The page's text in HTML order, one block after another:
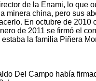
de la Enami, lo que
minera china, pero sus
En octubre de 2010
de 2011 se firmó el
la familia Piñera
Del Campo había